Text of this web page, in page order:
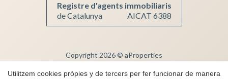
Registre d'agents immobiliaris
de Catalunya
AICAT 6388
Copyright 2026 © aProperties
Immobiliària de Luxe
Utilitzem cookies pròpies y de tercers per fer funcionar de manera